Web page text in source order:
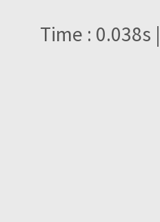
Time : 0.038s